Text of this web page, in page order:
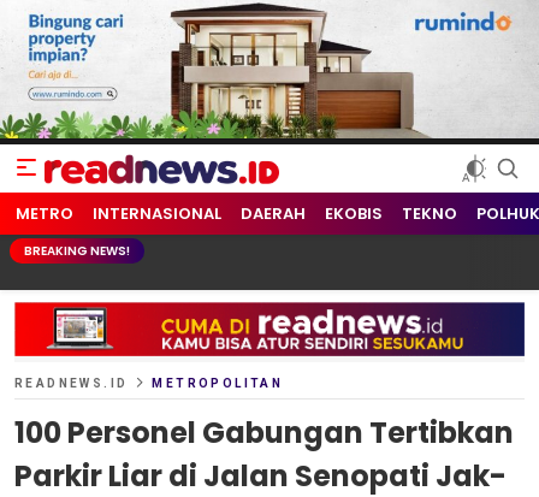
readnews.id
Berita Terkini, Update Terbaru Hari ini dari Indonesia dan Dunia
METRO INTERNASIONAL DAERAH EKOBIS TEKNO
BREAKING NEWS!
READNEWS.ID METROPOLITAN
100 Personel Gabungan Tertibkan
Parkir Liar di Jalan Senopati Jak-